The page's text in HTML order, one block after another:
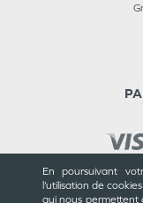
En poursuivant
l’utilisation de cookies
qui nous permettent